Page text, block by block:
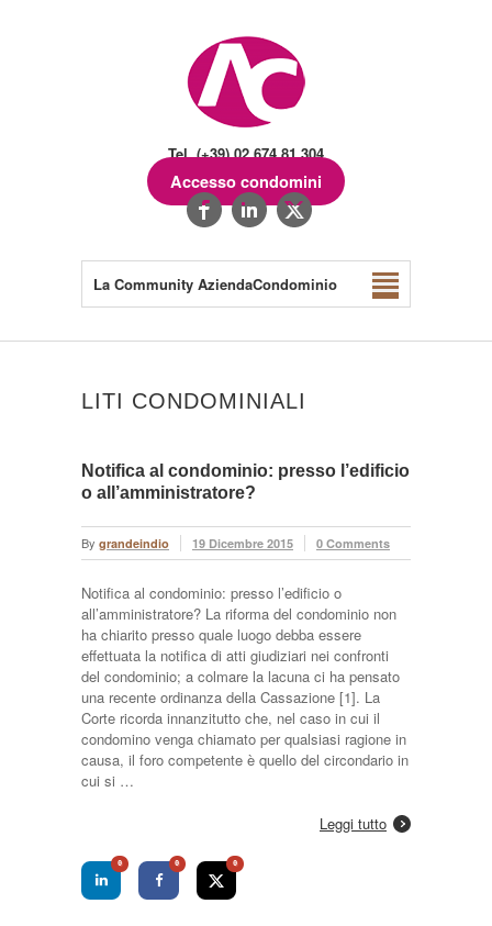
Tel. (+39) 02.674.81.304
Accesso condomini
La Community AziendaCondominio
LITI CONDOMINIALI
Notifica al condominio: presso l’edificio
o all’amministratore?
By grandeindio 19 Dicembre 2015 0 Comments
Notifica al condominio: presso l’edificio o
all’amministratore? La riforma del condominio non
ha chiarito presso quale luogo debba essere
effettuata la notifica di atti giudiziari nei confronti
del condominio; a colmare la lacuna ci ha pensato
una recente ordinanza della Cassazione [1]. La
Corte ricorda innanzitutto che, nel caso in cui il
condomino venga chiamato per qualsiasi ragione in
causa, il foro competente è quello del circondario in
cui si …
Leggi tutto
0 0 0